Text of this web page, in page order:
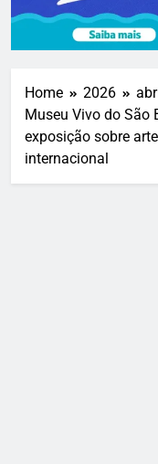
Home 2026
Museu Vivo do São
exposição sobre
internacional